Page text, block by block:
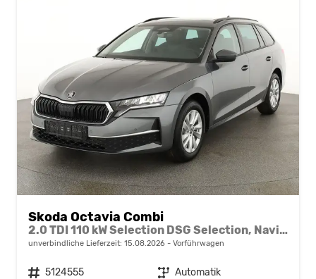
Skoda Octavia Combi
2.0 TDI 110 kW Selection DSG Selection, Navi, Pano, AHK, Teilleder, 5-J Garantie
unverbindliche Lieferzeit: 15.08.2026 Vorführwagen
Fahrzeugnr. 5124555 Getriebe Automatik